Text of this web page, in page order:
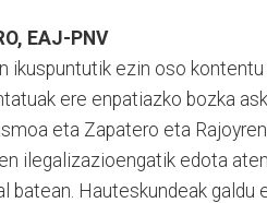
EAJ-PNV
ikuspuntutik ezin oso
ere enpatiazko bozka
eta Zapatero eta
ilegalizazioengatik edota
batean. Hauteskundeak